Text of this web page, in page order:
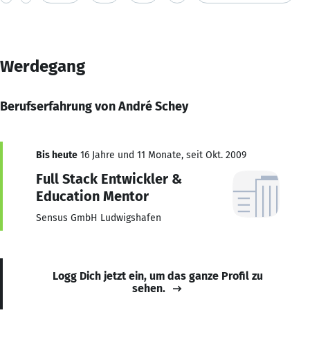
Werdegang
Berufserfahrung von André Schey
Bis heute 16 Jahre und 11 Monate, seit Okt. 2009
Full Stack Entwickler &
Education Mentor
Sensus GmbH Ludwigshafen
Logg Dich jetzt ein, um das ganze Profil zu
sehen.